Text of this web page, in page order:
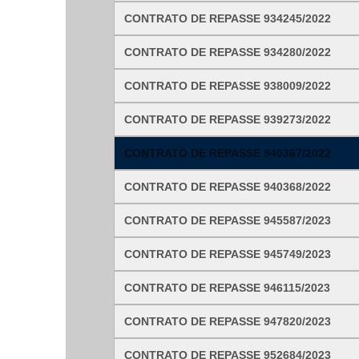
Ligue para nós
Ou seja atendido presencialmente
Segunda a sexta-feira, das 8:00 as 12:00 e
AVENIDA JUSTINIANO DE CASTRO
Outros meios de contato
e-SIC
Ouvidoria
CONTRATO DE REPASSE 934245/2022
CONTRATO DE REPASSE 934280/2022
CONTRATO DE REPASSE 938009/2022
CONTRATO DE REPASSE 939273/2022
CONTRATO DE REPASSE 940367/2022
CONTRATO DE REPASSE 940368/2022
CONTRATO DE REPASSE 945587/2023
CONTRATO DE REPASSE 945749/2023
CONTRATO DE REPASSE 946115/2023
CONTRATO DE REPASSE 947820/2023
CONTRATO DE REPASSE 952684/2023